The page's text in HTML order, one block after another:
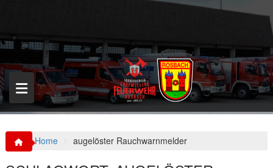
p
o
c
o
n
t
Home augelöster Rauchwarnmelder